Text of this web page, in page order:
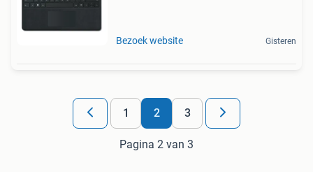
Bezoek website Gisteren
1 2 3
Pagina 2 van 3